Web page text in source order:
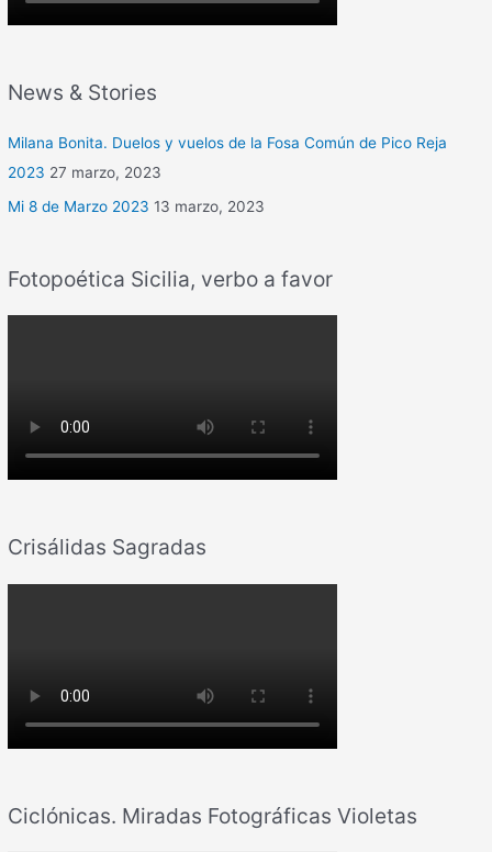
News & Stories
Milana Bonita. Duelos y vuelos de la Fosa Común de Pico Reja
2023 27 marzo, 2023
Mi 8 de Marzo 2023 13 marzo, 2023
Fotopoética Sicilia, verbo a favor
Crisálidas Sagradas
Ciclónicas. Miradas Fotográficas Violetas